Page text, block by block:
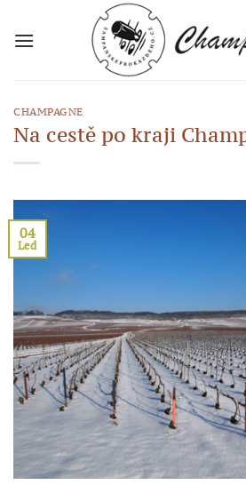
CHAMPAGNE
Na cestě po kraji
04
Led